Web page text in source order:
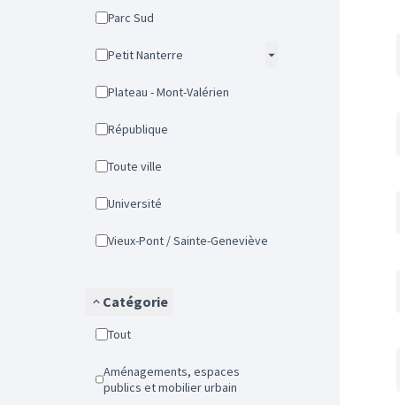
Parc Sud
Petit Nanterre
Plateau - Mont-Valérien
République
Toute ville
Université
Vieux-Pont / Sainte-Geneviève
Catégorie
Tout
Aménagements, espaces
publics et mobilier urbain